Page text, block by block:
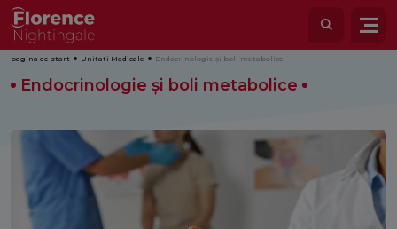
pagina de start Unitati Medicale Endocrinologie și boli metabolice
Endocrinologie și boli metabolice